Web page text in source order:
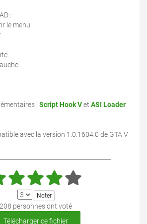
:
le menu
: Script Hook Vet ASI Loader
avec la version 1.0.1604.0 de GTA V
208 personnes ont voté
Télécharger ce fichier